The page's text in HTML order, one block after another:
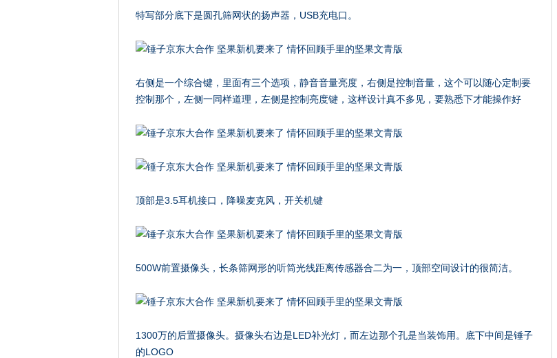
特写部分底下是圆孔筛网状的扬声器，USB充电口。
右侧是一个综合键，里面有三个选项，静音音量亮度，右侧是控制音量，这个可以随心定制要
控制那个，左侧一同样道理，左侧是控制亮度键，这样设计真不多见，要熟悉下才能操作好
顶部是3.5耳机接口，降噪麦克风，开关机键
500W前置摄像头，长条筛网形的听筒光线距离传感器合二为一，顶部空间设计的很简洁。
1300万的后置摄像头。摄像头右边是LED补光灯，而左边那个孔是当装饰用。底下中间是锤子
的LOGO